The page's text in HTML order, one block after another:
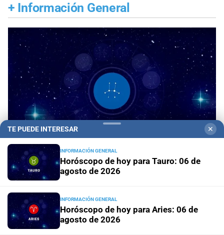
+ Información General
Horóscopo del día
06 de agosto de 2026
Horóscopo del díaHoróscopo de hoy para Acuario: 06
de agosto de 2026
TE PUEDE INTERESAR ✕
INFORMACIÓN GENERAL
Horóscopo de hoy para Tauro: 06 de
agosto de 2026
INFORMACIÓN GENERAL
Horóscopo de hoy para Aries: 06 de
agosto de 2026